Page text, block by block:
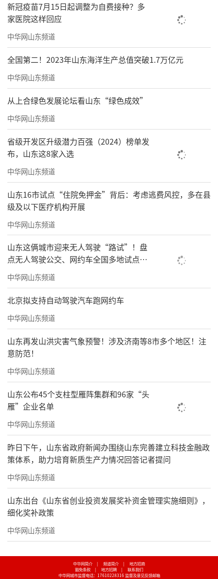
新冠疫苗7月15日起调整为自费接种？多
家医院这样回应
中华网山东频道
全国第二！2023年山东海洋生产总值突破1.7万亿元
中华网山东频道
从上合绿色发展论坛看山东“绿色成效”
中华网山东频道
省级开发区升级潜力百强（2024）榜单发
布，山东这8家入选
中华网山东频道
山东16市试点“住院免押金”背后：考虑逃费风控，多在县
级及以下医疗机构开展
中华网山东频道
山东这俩城市迎来无人驾驶“路试”！盘
点无人驾驶公交、网约车全国多地试点之
路
中华网山东频道
北京拟支持自动驾驶汽车跑网约车
中华网山东频道
山东再发山洪灾害气象预警！涉及济南等8市多个地区！注
意防范！
中华网山东频道
山东公布45个支柱型雁阵集群和96家“头
雁”企业名单
中华网山东频道
昨日下午，山东省政府新闻办围绕山东完善建立科技金融政
策体系，助力培育新质生产力情况回答记者提问
中华网山东频道
山东出台《山东省创业投资发展奖补资金管理实施细则》，
细化奖补政策
中华网山东频道
中华网简介 | 频道简介 |
地方招商
豁免条款
| 地方招聘 |
联系我们
中华网城市监督电话：17610228316 监督及意见反馈邮箱